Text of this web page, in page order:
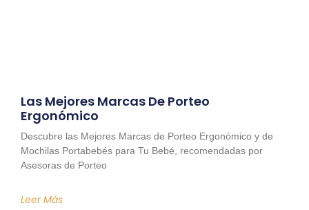
Las Mejores Marcas De Porteo
Ergonómico
Descubre las Mejores Marcas de Porteo Ergonómico y de
Mochilas Portabebés para Tu Bebé, recomendadas por
Asesoras de Porteo
Leer Más